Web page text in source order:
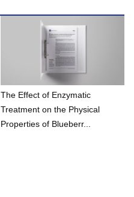
The Effect of Enzymatic
Treatment on the Physical
Properties of Blueberr...